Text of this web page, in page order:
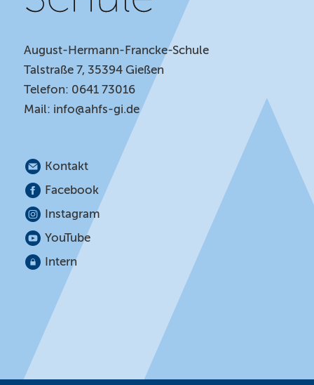
August-Hermann-Francke-Schule
Talstraße 7, 35394 Gießen
Telefon: 0641 73016
Mail: info@ahfs-gi.de
Kontakt
Facebook
Instagram
YouTube
Intern